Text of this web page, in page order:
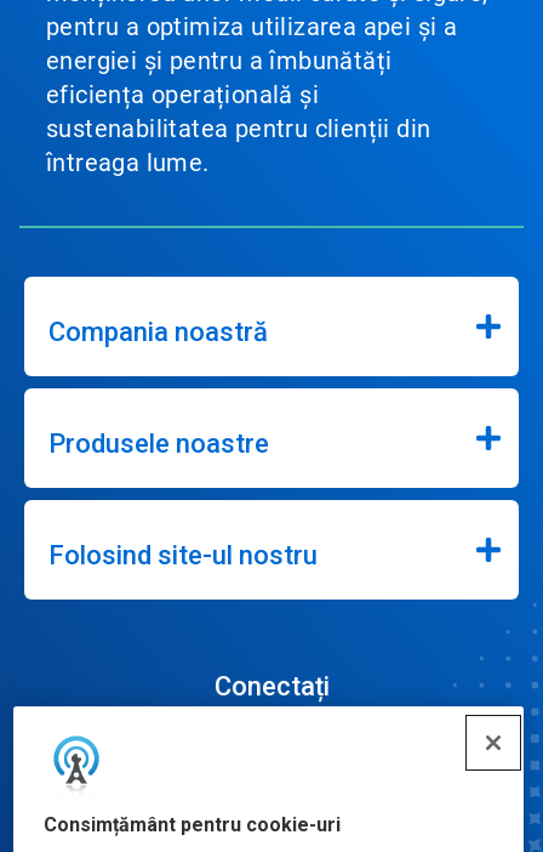
Consimțământ pentru cookie-uri
pentru a optimiza utilizarea apei și a
energiei și pentru a îmbunătăți
eficiența operațională și
sustenabilitatea pentru clienții din
întreaga lume.
Compania noastră
Produsele noastre
Folosind site-ul nostru
Conectați